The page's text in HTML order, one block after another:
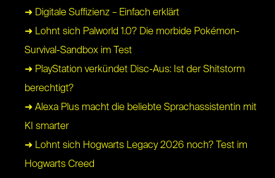
➜ Digitale Suffizienz – Einfach erklärt
➜ Lohnt sich Palworld 1.0? Die morbide Pokémon-
Survival-Sandbox im Test
➜ PlayStation verkündet Disc-Aus: Ist der Shitstorm
berechtigt?
➜ Alexa Plus macht die beliebte Sprachassistentin mit
KI smarter
➜ Lohnt sich Hogwarts Legacy 2026 noch? Test im
Hogwarts Creed